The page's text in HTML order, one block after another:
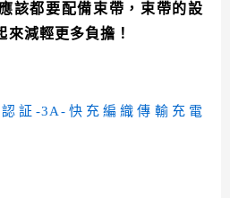
該都要配備束帶，束帶的設
來減輕更多負擔！